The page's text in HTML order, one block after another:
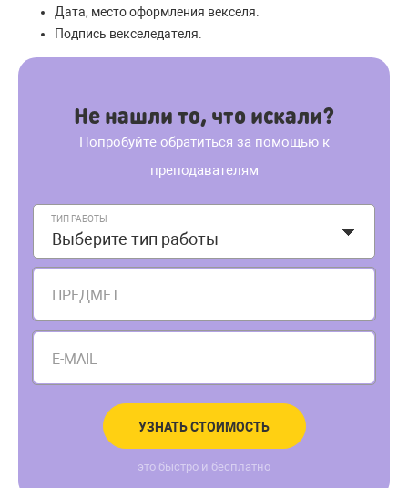
Дата, место оформления векселя.
Подпись векселедателя.
Не нашли то, что искали?
Попробуйте обратиться за помощью к
преподавателям
ТИП РАБОТЫ
Выберите тип работы
ПРЕДМЕТ
E-MAIL
УЗНАТЬ СТОИМОСТЬ
это быстро и бесплатно